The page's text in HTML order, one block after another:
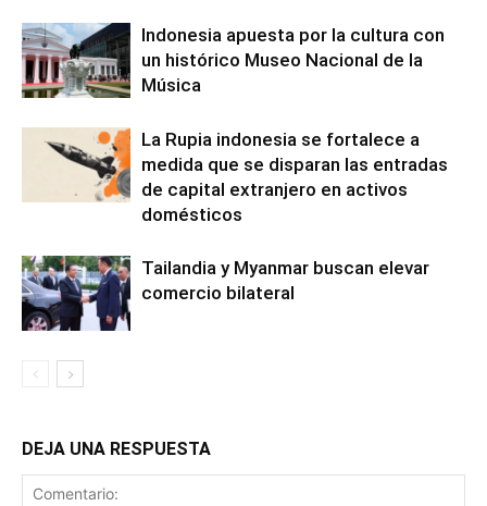
Indonesia apuesta por la cultura con
un histórico Museo Nacional de la
Música
La Rupia indonesia se fortalece a
medida que se disparan las entradas
de capital extranjero en activos
domésticos
Tailandia y Myanmar buscan elevar
comercio bilateral
DEJA UNA RESPUESTA